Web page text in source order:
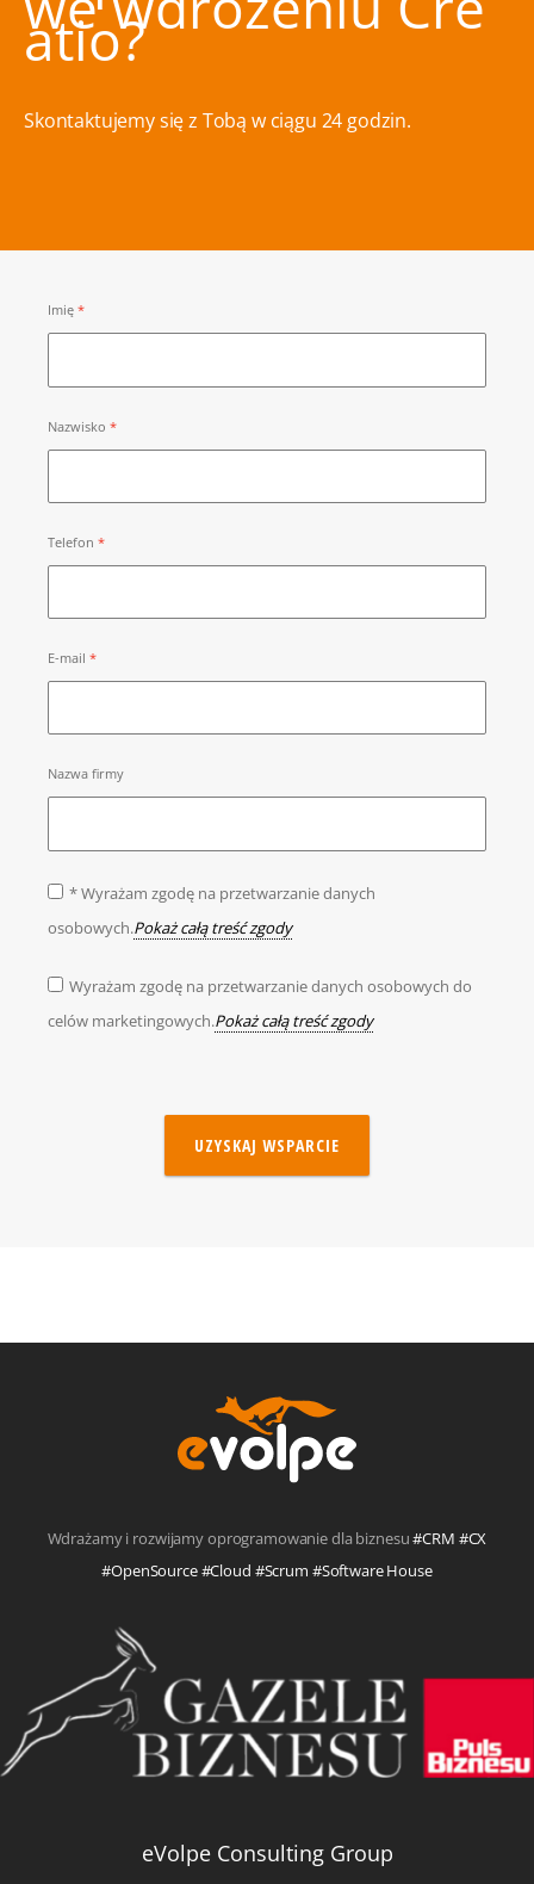
atio?
Skontaktujemy się z Tobą w ciągu 24 godzin.
Imię
Nazwisko
Telefon
E-mail
Nazwa firmy
* Wyrażam zgodę na przetwarzanie danych
osobowych.Pokaż całą treść zgody
Wyrażam zgodę na przetwarzanie danych osobowych do
celów marketingowych.Pokaż całą treść zgody
UZYSKAJ WSPARCIE
Wdrażamy i rozwijamy oprogramowanie dla biznesu#CRM #CX
#OpenSource #Cloud #Scrum #Software House
eVolpe Consulting Group